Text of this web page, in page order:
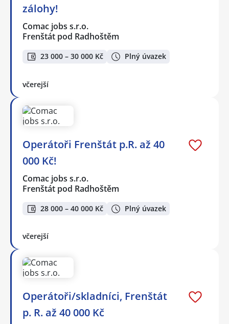
zálohy!
Comac jobs s.r.o.
Frenštát pod Radhoštěm
23 000 – 30 000 Kč Plný úvazek
včerejší
Operátoři Frenštát p.R. až 40
000 Kč!
Comac jobs s.r.o.
Frenštát pod Radhoštěm
28 000 – 40 000 Kč Plný úvazek
včerejší
Operátoři/skladníci, Frenštát
p. R. až 40 000 Kč